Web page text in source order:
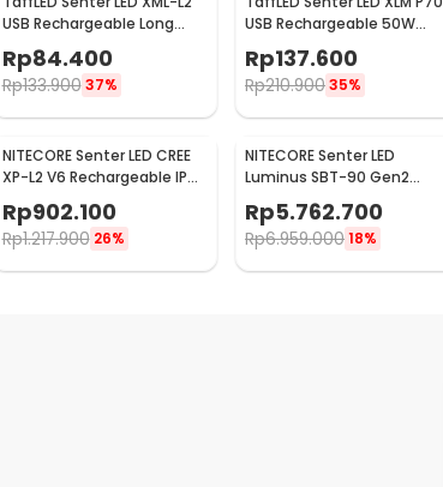
USB Rechargeable Long
Range 25W 1000 Lumens
Without Battery - XML-L2
Rp84.400
Rp133.900 37%
USB Rechargeable 50W
1000 Lumens with 26650
Battery - XLM-P70
Rp137.600
Rp210.90035%
NITECORE Senter LED CREE
XP-L2 V6 Rechargeable IP68
Rp902.100
Rp1.217.900 26%
NITECORE Senter LED
Luminus SBT-90 Gen2
Waterproof IP68 5200
Lumens - TM39
Rp5.762.700
Rp6.959.00018%